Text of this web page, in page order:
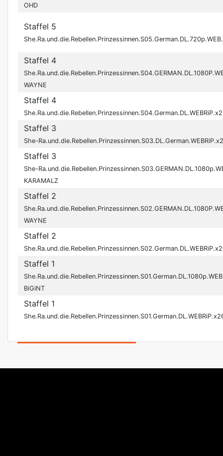
OHD
Staffel 5
Staffel 4
WAYNE
Staffel 4
Staffel 3
She-
Staffel 3
She-
KARAMALZ
Staffel 2
WAYNE
Staffel 2
Staffel 1
BiGiNT
Staffel 1